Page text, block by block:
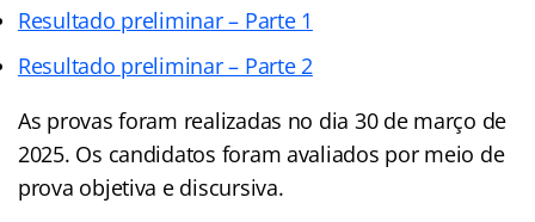
Resultado preliminar – Parte 1
Resultado preliminar – Parte 2
As provas foram realizadas no dia 30 de março de
2025. Os candidatos foram avaliados por meio de
prova objetiva e discursiva.